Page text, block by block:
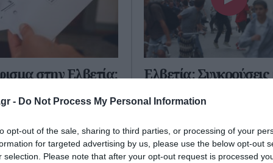
- Do Not Process My Personal Information
opt-out of the sale, sharing to third parties, or processing of your
for targeted advertising by us, please use the below opt-out
selection. Please note that after your opt-out request is processed
στην Ελβετία:
του πληθυσμού
στο
την πρόταση για
του πληθυσμού της χώρας
Ελβετία:
κατά της G7 –
γραφείων του ΟΗΕ και
κτιρίων